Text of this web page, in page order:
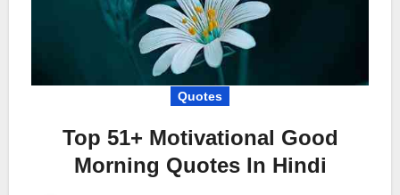
Quotes
Top 51+ Motivational Good
Morning Quotes In Hindi